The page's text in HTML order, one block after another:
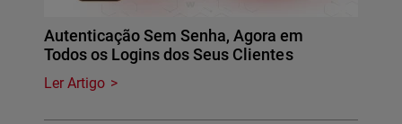
Autenticação Sem Senha, Agora em
Todos os Logins dos Seus Clientes
Ler Artigo